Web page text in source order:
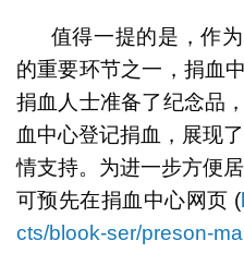
值得一提的是，作
的重要环节之一，捐血
捐血人士准备了纪念品
血中心登记捐血，展现
情支持。为进一步方便
可预先在捐血中心网页 (
cts/blook-ser/preson-